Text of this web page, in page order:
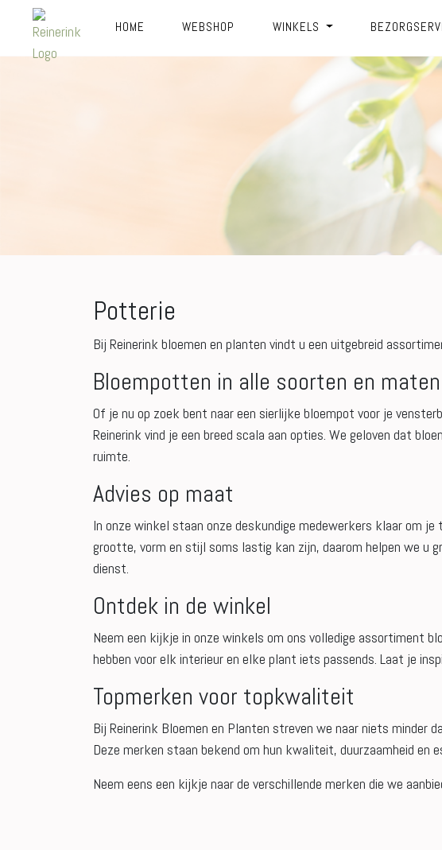
HOME WEBSHOP WINKELS
Potterie
Bij Reinerink bloemen en planten vindt u een uitgebreid
Bloempotten in alle soorten en maten
Of je nu op zoek bent naar een sierlijke bloempot voor je
Reinerink vind je een breed scala aan opties. We geloven dat
ruimte.
Advies op maat
In onze winkel staan onze deskundige medewerkers klaar om
grootte, vorm en stijl soms lastig kan zijn, daarom helpen we u
dienst.
Ontdek in de winkel
Neem een kijkje in onze winkels om ons volledige assortiment
hebben voor elk interieur en elke plant iets passends. Laat je
Topmerken voor topkwaliteit
Bij Reinerink Bloemen en Planten streven we naar niets minder
Deze merken staan bekend om hun kwaliteit, duurzaamheid
Neem eens een kijkje naar de verschillende merken die we